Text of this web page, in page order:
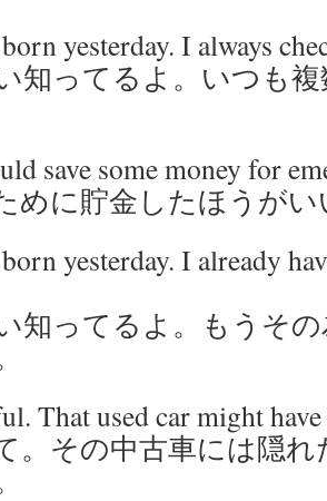
yesterday. I always
知ってるよ。いつも
save some money for
めに貯金したほうがい
yesterday. I already
知ってるよ。もうそ
That used car might
。その中古車には隠